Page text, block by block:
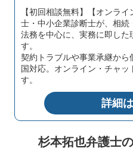
【初回相談無料】【オンラ
士・中小企業診断士が、相
法務を中心に、実務に即した
す。
契約トラブルや事業承継か
国対応。オンライン・チャ
す。
詳細
杉本拓也弁護士